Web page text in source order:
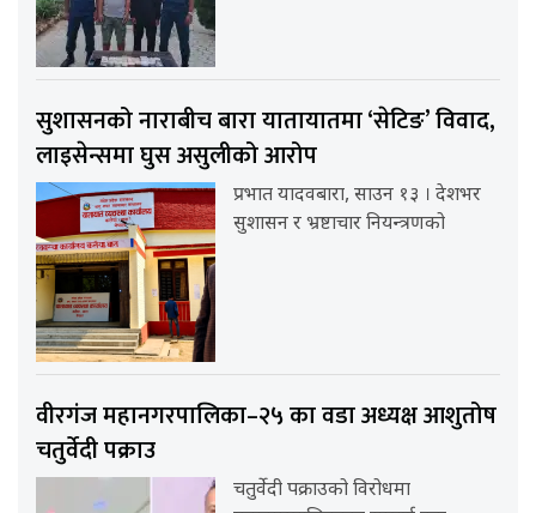
सुशासनको नाराबीच बारा यातायातमा ‘सेटिङ’ विवाद,
लाइसेन्समा घुस असुलीको आरोप
प्रभात यादवबारा, साउन १३ । देशभर
सुशासन र भ्रष्टाचार नियन्त्रणको
वीरगंज महानगरपालिका–२५ का वडा अध्यक्ष आशुतोष
चतुर्वेदी पक्राउ
चतुर्वेदी पक्राउको विरोधमा